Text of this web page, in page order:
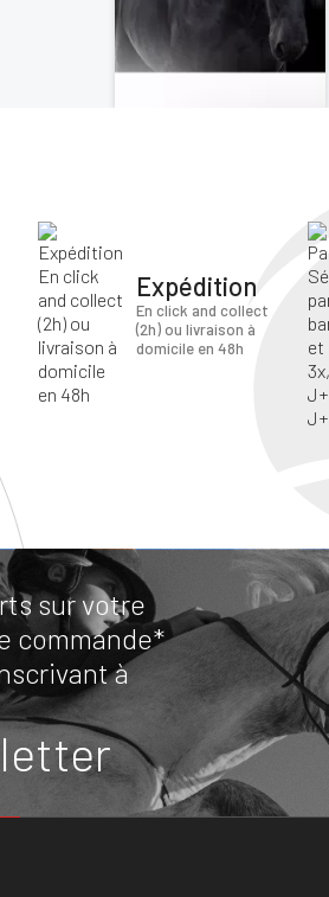
Expédition
En click and collect
(2h) ou livraison à
domicile en 48h
sur votre
commande*
à
ANNULER